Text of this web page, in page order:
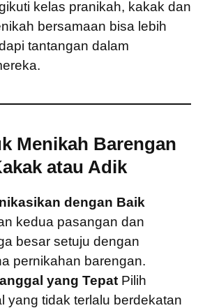
kelas pranikah, kakak dan
bersamaan bisa lebih
tantangan dalam
Menikah Barengan
atau Adik
dengan Baik
kedua pasangan dan
besar setuju dengan
pernikahan barengan.
yang Tepat Pilih
yang tidak terlalu berdekatan